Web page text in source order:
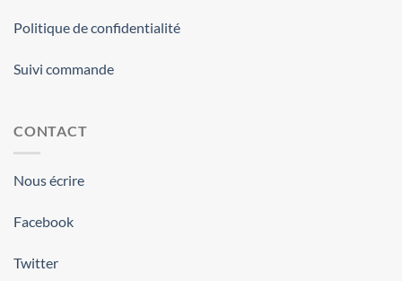
Politique de confidentialité
Suivi commande
CONTACT
Nous écrire
Facebook
Twitter